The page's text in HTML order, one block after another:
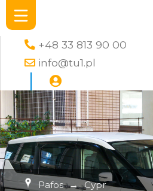
+48 33 813 90 00
info@tu1.pl
Pafos → Cypr